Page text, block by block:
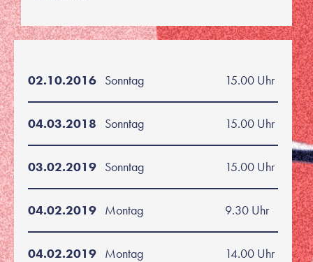
02.10.2016 Sonntag 15.00 Uhr
04.03.2018 Sonntag 15.00 Uhr
03.02.2019 Sonntag 15.00 Uhr
04.02.2019 Montag 9.30 Uhr
04.02.2019 Montag 14.00 Uhr